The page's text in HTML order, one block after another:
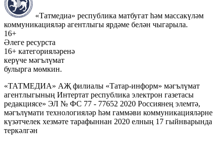
«Татмедиа» республика матбугат һәм массакүләм
коммуникацияләр агентлыгы ярдәме белән чыгарыла.
16+
Әлеге ресурста
16+ категорияләренә
керүче мәгълүмат
булырга мөмкин.
«ТАТМЕДИА» АҖ филиалы «Татар-информ» мәгълүмат
агентлыгының Интертат республика электрон газетасы
редакциясе» ЭЛ № ФС 77 - 77652 2020 Россиянең элемтә,
мәгълүмати технологияләр һәм гаммәви коммуникацияләрне
күзәтчелек хезмәте тарафыннан 2020 елның 17 гыйнварында
теркәлгән